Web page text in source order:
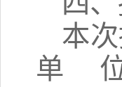
本
单